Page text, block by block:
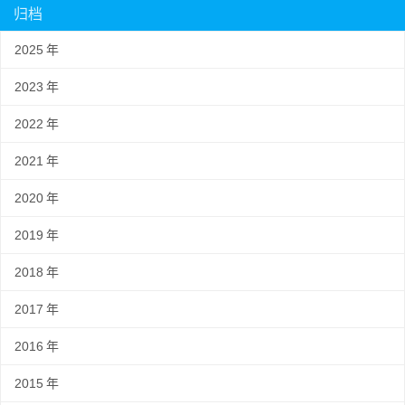
归档
2025 年
2023 年
2022 年
2021 年
2020年
2019 年
2018 年
2017 年
2016 年
2015 年